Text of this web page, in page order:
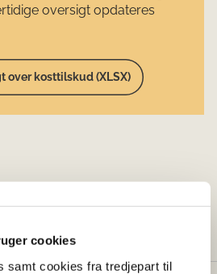
cookies
samt cookies fra tredjepart til
oversigt opdateres
over kosttilskud (XLSX)